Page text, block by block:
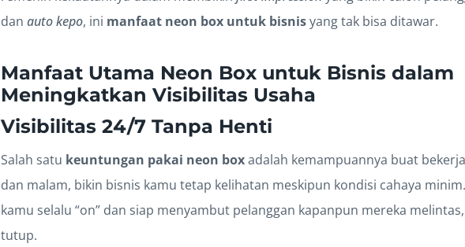
dan auto kepo, ini manfaat neon box untuk bisnisyang tak bisa ditawar.
Manfaat Utama Neon Box untuk Bisnis dalam
Meningkatkan Visibilitas Usaha
Visibilitas 24/7 Tanpa Henti
Salah satu keuntungan pakai neon boxadalah kemampuannya buat
dan malam, bikin bisnis kamu tetap kelihatan meskipun kondisi cahaya
kamu selalu “on” dan siap menyambut pelanggan kapanpun mereka
tutup.